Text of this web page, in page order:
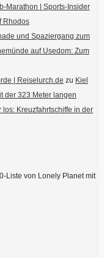
Marathon | Sports-Insider
Rhodos
und Spaziergang zum
auf Usedom: Zum
| Reiselurch.de zu Kiel
der 323 Meter langen
los: Kreuzfahrtschiffe in der
Liste von Lonely Planet mit